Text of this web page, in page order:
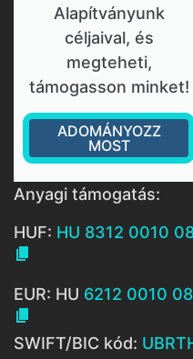
Alapítványunk
céljaival, és
megteheti,
támogasson minket!
ADOMÁNYOZZ
MOST
Anyagi támogatás:
HUF: HU 8312 0010

EUR: HU 6212 0010

SWIFT/BIC kód: